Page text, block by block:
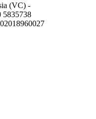
(VC) -
5835738